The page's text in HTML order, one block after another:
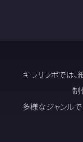
キラリラボでは
制
多様なジャンル